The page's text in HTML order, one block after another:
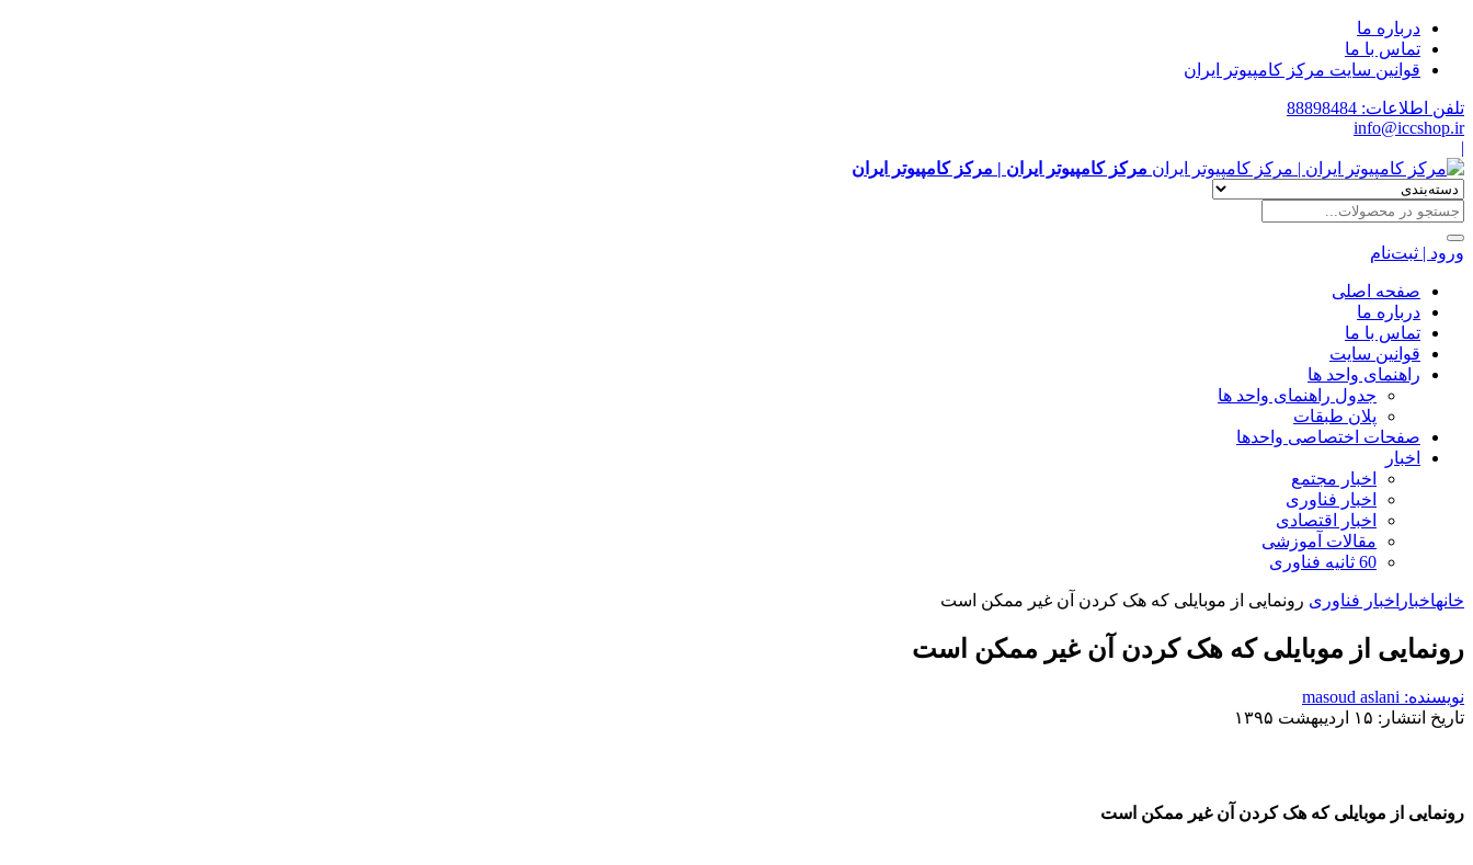
درباره ما
تماس با ما
قوانین سایت مرکز کامپیوتر ایران
تلفن اطلاعات: 88898484
info@iccshop.ir
|
مرکز کامپیوتر ایران | مرکز کامپیوتر ایران
ورود | ثبت‌نام
صفحه اصلی
درباره ما
تماس با ما
قوانین سایت
راهنمای واحد ها
جدول راهنمای واحد ها
پلان طبقات
صفحات اختصاصی واحدها
اخبار
اخبار مجتمع
اخبار فناوری
اخبار اقتصادی
مقالات آموزشی
60 ثانیه فناوری
خانهاخبار اخبار فناوری رونمایی از موبایلی که هک کردن آن غیر ممکن است
رونمایی از موبایلی که هک کردن آن غیر ممکن است
نویسنده: masoud aslani
تاریخ انتشار: ۱۵ اردیبهشت ۱۳۹۵
رونمایی از موبایلی که هک کردن آن غیر ممکن است